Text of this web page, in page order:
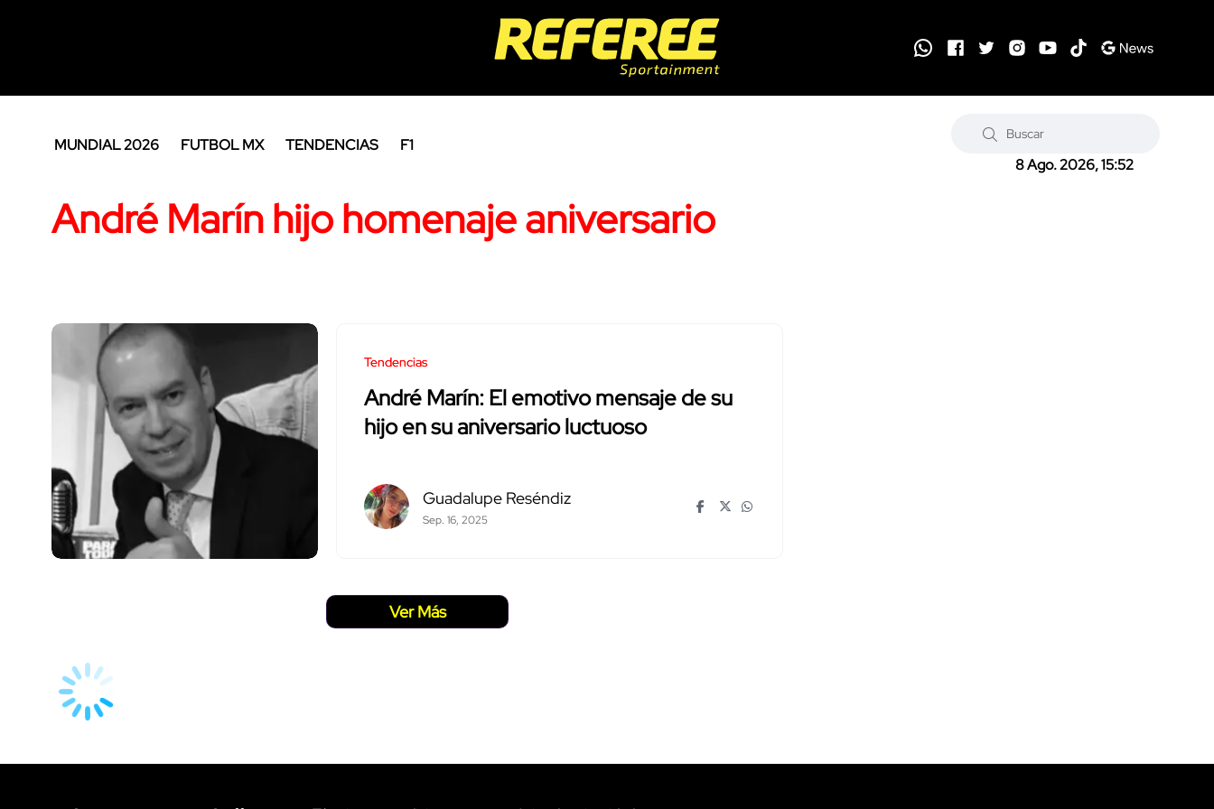
MUNDIAL 2026 FUTBOL MX TENDENCIAS
F1
8 Ago. 2026, 15:52
André Marín hijo homenaje aniversario
Tendencias
André Marín: El emotivo mensaje de su
hijo en su aniversario luctuoso
Guadalupe Reséndiz
Sep. 16, 2025
Ver Más